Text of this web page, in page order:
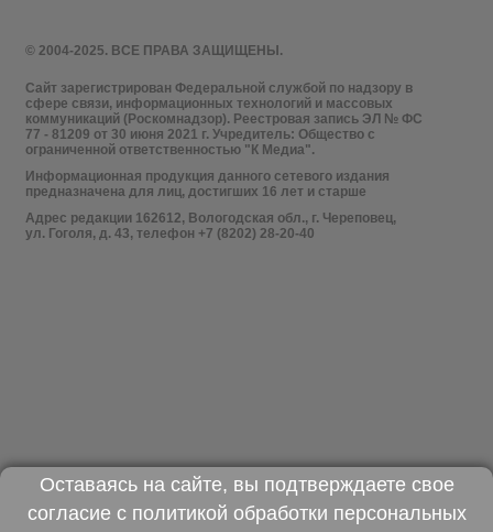
© 2004-2025. ВСЕ ПРАВА ЗАЩИЩЕНЫ.
Сайт зарегистрирован Федеральной службой по надзору в
сфере связи, информационных технологий и массовых
коммуникаций (Роскомнадзор). Реестровая запись ЭЛ № ФС
77 - 81209 от 30 июня 2021 г. Учредитель: Общество с
ограниченной ответственностью "К Медиа".
Информационная продукция данного сетевого издания
предназначена для лиц, достигших 16 лет и старше
Адрес редакции 162612, Вологодская обл., г. Череповец,
ул. Гоголя, д. 43, телефон +7 (8202) 28-20-40
Оставаясь на сайте, вы подтверждаете свое
согласие с политикой обработки персональных